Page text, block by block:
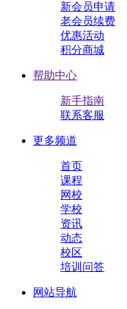
新会员申请
老会员续费
优惠活动
积分商城
帮助中心
新手指南
联系客服
更多频道
首页
课程
网校
学校
资讯
动态
校区
培训问答
网站导航